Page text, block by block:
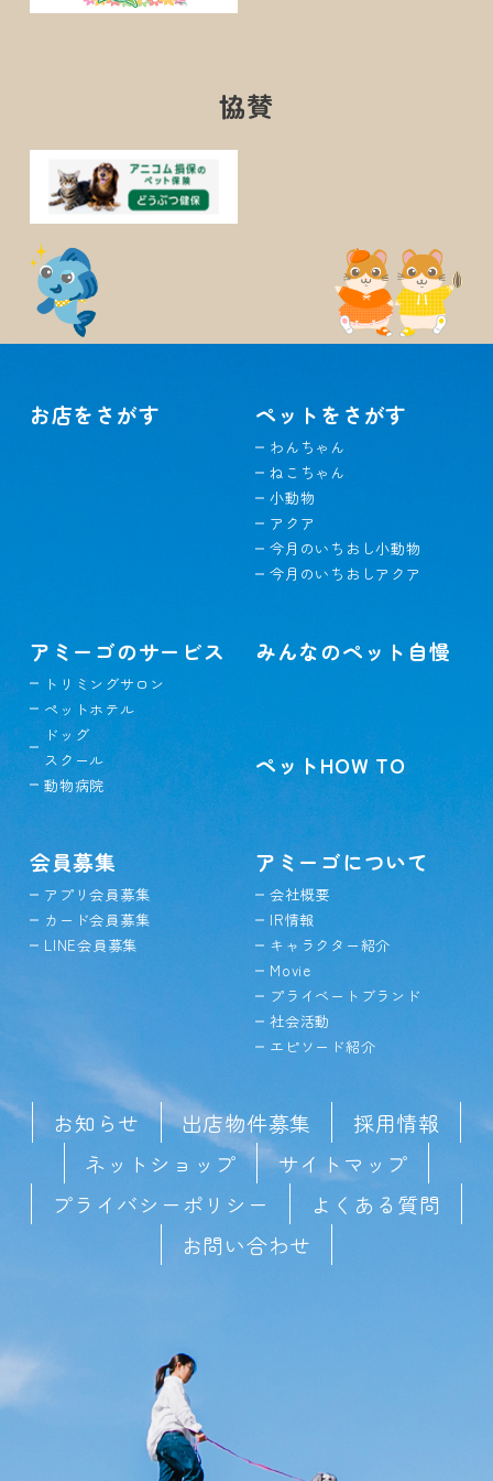
協賛
お店をさがす ペットをさがす
わんちゃん
ねこちゃん
小動物
アクア
今月のいちおし小動物
今月のいちおしアクア
アミーゴのサービス
トリミングサロン
ペットホテル
ドッグ
スクール
動物病院
みんなのペット自慢
ペットHOW TO
会員募集
アプリ会員募集
カード会員募集
LINE会員募集
アミーゴについて
会社概要
IR情報
キャラクター紹介
Movie
プライベートブランド
社会活動
エピソード紹介
お知らせ 出店物件募集
採用情報
ネットショップ
サイトマップ
プライバシーポリシー
よくある質問
お問い合わせ